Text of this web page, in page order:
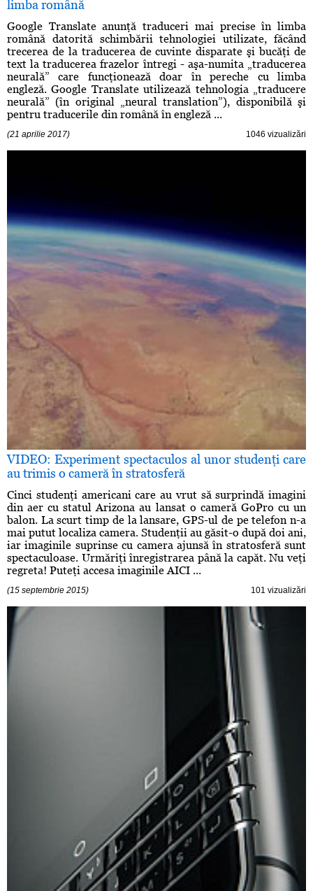
limba română
Google Translate anunţă traduceri mai precise în limba
română datorită schimbării tehnologiei utilizate, făcând
trecerea de la traducerea de cuvinte disparate şi bucăţi de
text la traducerea frazelor întregi - aşa-numita „traducerea
neurală” care funcţionează doar în pereche cu limba
engleză. Google Translate utilizează tehnologia „traducere
neurală” (în original „neural translation”), disponibilă şi
pentru traducerile din română în engleză ...
(21 aprilie 2017) 1046 vizualizări
VIDEO: Experiment spectaculos al unor studenţi care
au trimis o cameră în stratosferă
Cinci studenţi americani care au vrut să surprindă imagini
din aer cu statul Arizona au lansat o cameră GoPro cu un
balon. La scurt timp de la lansare, GPS-ul de pe telefon n-a
mai putut localiza camera. Studenţii au găsit-o după doi ani,
iar imaginile suprinse cu camera ajunsă în stratosferă sunt
spectaculoase. Urmăriţi înregistrarea până la capăt. Nu veţi
regreta! Puteţi accesa imaginile AICI ...
(15 septembrie 2015) 101 vizualizări